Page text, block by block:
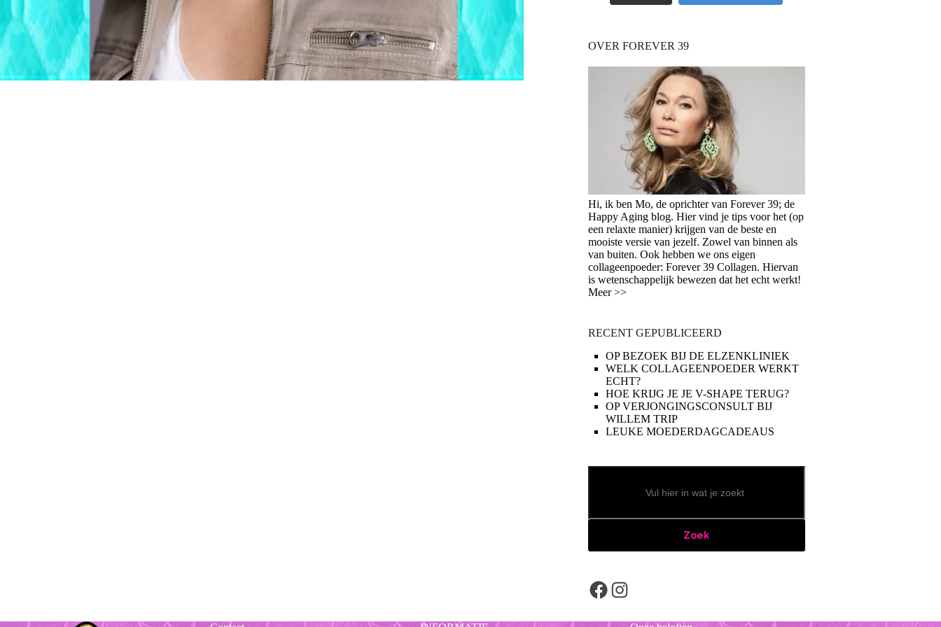
OVER FOREVER 39
Hi, ik ben Mo, de oprichter van Forever 39; de
Happy Aging blog. Hier vind je tips voor het (op
een relaxte manier) krijgen van de beste en
mooiste versie van jezelf. Zowel van binnen als
van buiten. Ook hebben we ons eigen
collageenpoeder: Forever 39 Collagen. Hiervan
is wetenschappelijk bewezen dat het echt werkt!
Meer >>
RECENT GEPUBLICEERD
OP BEZOEK BIJ DE ELZENKLINIEK
WELK COLLAGEENPOEDER WERKT
ECHT?
HOE KRIJG JE JE V-SHAPE TERUG?
OP VERJONGINGSCONSULT BIJ
WILLEM TRIP
LEUKE MOEDERDAGCADEAUS
Zoeken
Zoek
Facebook
Instagram